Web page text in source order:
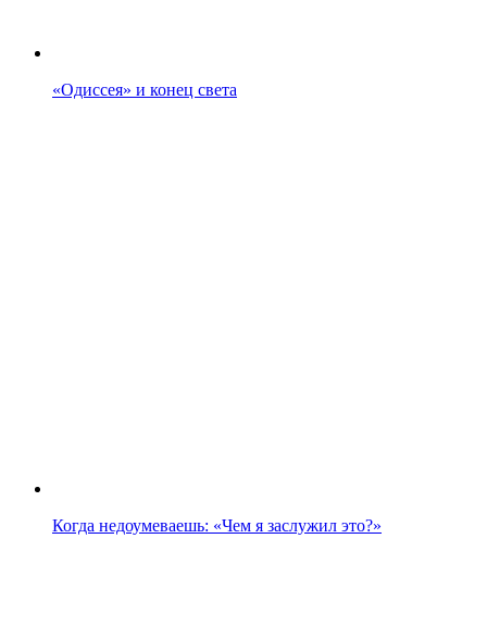
«Одиссея» и конец света
Когда недоумеваешь: «Чем я заслужил это?»